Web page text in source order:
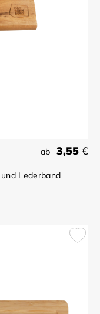
ab 3,55 €
Lederband